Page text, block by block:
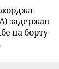
задержан
на борту